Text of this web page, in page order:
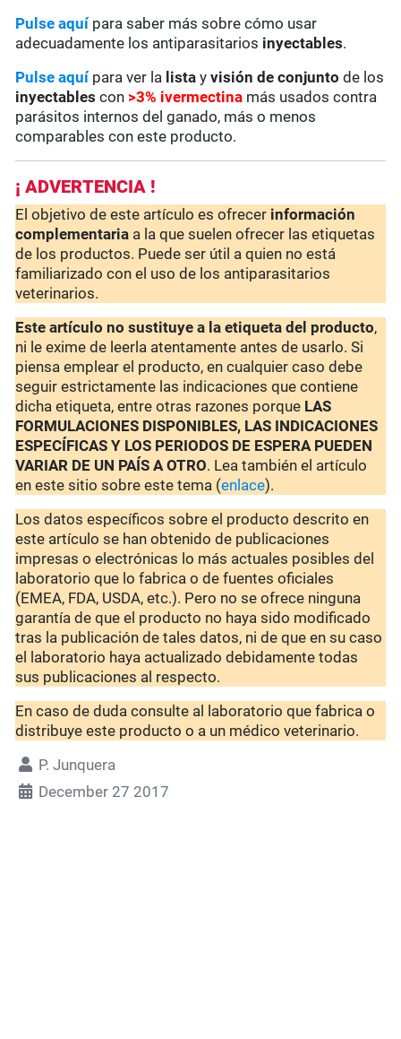
Pulse aquípara saber más sobre cómo usar
adecuadamente los antiparasitarios inyectables.
Pulse aquí para ver la lista yvisión de conjunto de los
inyectables con >3% ivermectina más usados contra
parásitos internos del ganado, más o menos
comparables con este producto.
¡ ADVERTENCIA !
El objetivo de este artículo es ofrecer información
complementaria a la que suelen ofrecer las etiquetas
de los productos. Puede ser útil a quien no está
familiarizado con el uso de los antiparasitarios
veterinarios.
Este artículo no sustituye a la etiqueta del producto,
ni le exime de leerla atentamente antes de usarlo. Si
piensa emplear el producto, en cualquier caso debe
seguir estrictamente las indicaciones que contiene
dicha etiqueta, entre otras razones porque LAS
FORMULACIONES DISPONIBLES, LAS INDICACIONES
ESPECÍFICAS Y LOS PERIODOS DE ESPERA PUEDEN
VARIAR DE UN PAÍS A OTRO. Lea también el artículo
en este sitio sobre este tema (enlace).
Los datos específicos sobre el producto descrito en
este artículo se han obtenido de publicaciones
impresas o electrónicas lo más actuales posibles del
laboratorio que lo fabrica o de fuentes oficiales
(EMEA, FDA, USDA, etc.). Pero no se ofrece ninguna
garantía de que el producto no haya sido modificado
tras la publicación de tales datos, ni de que en su caso
el laboratorio haya actualizado debidamente todas
sus publicaciones al respecto.
En caso de duda consulte al laboratorio que fabrica o
distribuye este producto o a un médico veterinario.
P. Junquera
December 27 2017